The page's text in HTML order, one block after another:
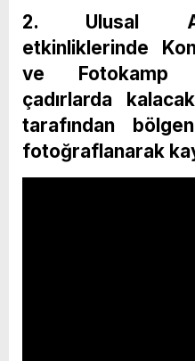
2. Ulusal
etkinliklerinde
ve Fotokamp
çadırlarda
tarafından
fotoğraflanarak